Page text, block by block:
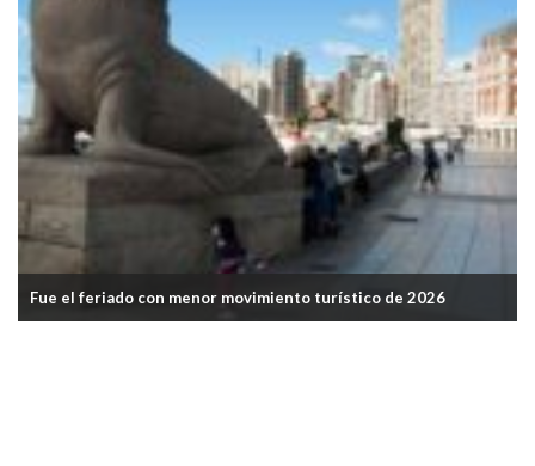
de 2026 El FMI exigió más controles sobre billeteras